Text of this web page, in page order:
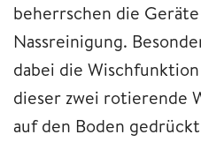
beherrschen die
Nassreinigung.
dabei die
dieser zwei rotierende
auf den Boden